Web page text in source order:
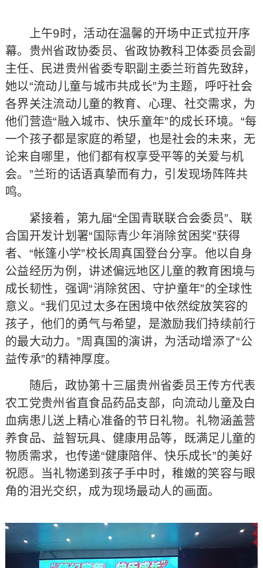
上午9时，活动在温馨的开场中正式拉开序
幕。贵州省政协委员、省政协教科卫体委员会副
主任、民进贵州省委专职副主委兰珩首先致辞，
她以“流动儿童与城市共成长”为主题，呼吁社会
各界关注流动儿童的教育、心理、社交需求，为
他们营造“融入城市、快乐童年”的成长环境。“每
一个孩子都是家庭的希望，也是社会的未来，无
论来自哪里，他们都有权享受平等的关爱与机
会。”兰珩的话语真挚而有力，引发现场阵阵共
鸣。
紧接着，第九届“全国青联联合会委员”、联
合国开发计划署“国际青少年消除贫困奖”获得
者、“帐篷小学”校长周真国登台分享。他以自身
公益经历为例，讲述偏远地区儿童的教育困境与
成长韧性，强调“消除贫困、守护童年”的全球性
意义。“我们见过太多在困境中依然绽放笑容的
孩子，他们的勇气与希望，是激励我们持续前行
的最大动力。”周真国的演讲，为活动增添了“公
益传承”的精神厚度。
随后，政协第十三届贵州省委员王传方代表
农工党贵州省直食品药品支部，向流动儿童及白
血病患儿送上精心准备的节日礼物。礼物涵盖营
养食品、益智玩具、健康用品等，既满足儿童的
物质需求，也传递“健康陪伴、快乐成长”的美好
祝愿。当礼物递到孩子手中时，稚嫩的笑容与眼
角的泪光交织，成为现场最动人的画面。